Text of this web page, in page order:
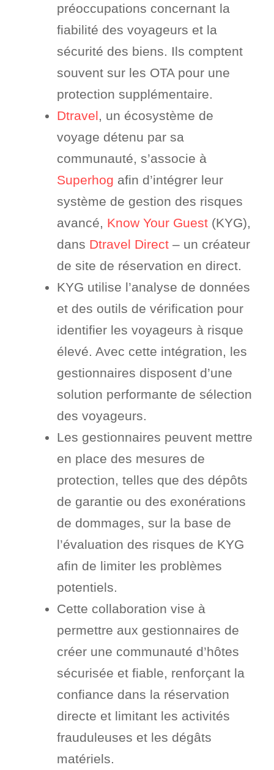
préoccupations concernant la
fiabilité des voyageurs et la
sécurité des biens. Ils comptent
souvent sur les OTA pour une
protection supplémentaire.
Dtravel, un écosystème de
voyage détenu par sa
communauté, s’associe à
Superhog afin d’intégrer leur
système de gestion des risques
avancé, Know Your Guest (KYG),
dans Dtravel Direct – un créateur
de site de réservation en direct.
KYG utilise l’analyse de données
et des outils de vérification pour
identifier les voyageurs à risque
élevé. Avec cette intégration, les
gestionnaires disposent d’une
solution performante de sélection
des voyageurs.
Les gestionnaires peuvent mettre
en place des mesures de
protection, telles que des dépôts
de garantie ou des exonérations
de dommages, sur la base de
l’évaluation des risques de KYG
afin de limiter les problèmes
potentiels.
Cette collaboration vise à
permettre aux gestionnaires de
créer une communauté d’hôtes
sécurisée et fiable, renforçant la
confiance dans la réservation
directe et limitant les activités
frauduleuses et les dégâts
matériels.